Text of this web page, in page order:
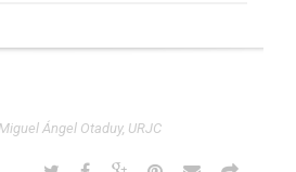
Miguel Ángel Otaduy, URJC